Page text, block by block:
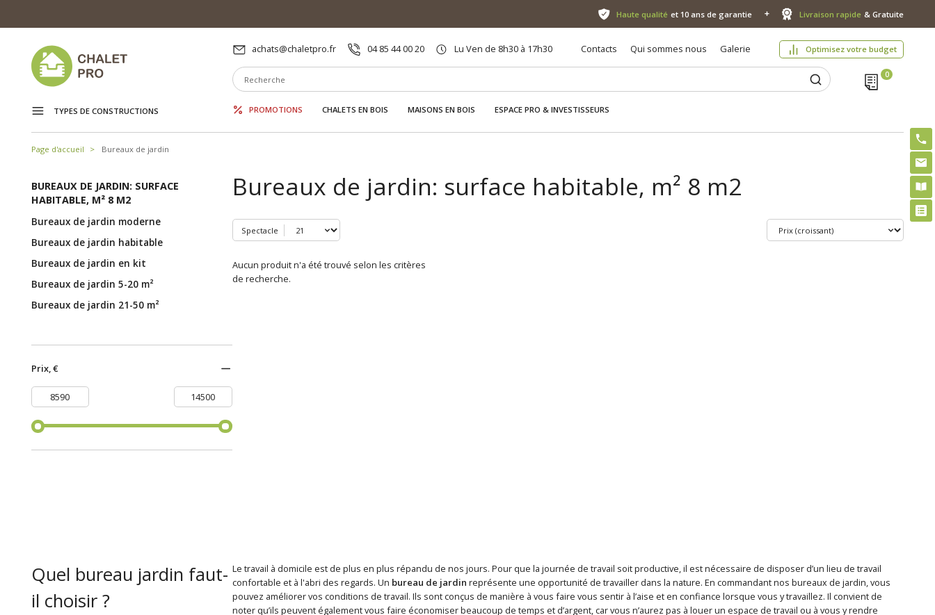
Haute qualité et 10 ans de garantie Livraison rapide & Gratuite
achats@chaletpro.fr 04 85 44 00 20 Lu Ven de 8h30 à 17h30 Contacts Qui sommes nous Galerie Optimisez votre budget
TYPES DE CONSTRUCTIONS PROMOTIONS CHALETS EN BOIS MAISONS EN BOIS ESPACE PRO & INVESTISSEURS
Page d'accueil Bureaux de jardin
BUREAUX DE JARDIN: SURFACE
HABITABLE, M² 8 M2
Bureaux de jardin moderne
Bureaux de jardin habitable
Bureaux de jardin en kit
Bureaux de jardin 5-20 m²
Bureaux de jardin 21-50 m²
Prix, €
Bureaux de jardin: surface habitable, m² 8 m2
Spectacle
Aucun produit n'a été trouvé selon les critères
de recherche.
Quel bureau jardin faut-
il choisir ?
Le travail à domicile est de plus en plus répandu de nos jours. Pour que la journée de travail soit productive, il est nécessaire de disposer d’un lieu de travail
confortable et à l'abri des regards. Un bureau de jardin représente une opportunité de travailler dans la nature. En commandant nos bureaux de jardin, vous
pouvez améliorer vos conditions de travail. Ils sont conçus de manière à vous faire vous sentir à l’aise et en confiance lorsque vous y travaillez. Il convient de
noter qu’ils peuvent également vous faire économiser beaucoup de temps et d’argent, car vous n’aurez pas à louer un espace de travail ou à vous y rendre